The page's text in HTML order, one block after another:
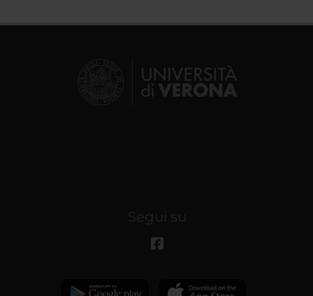
Segui su